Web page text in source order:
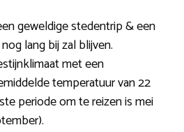
geweldige stedentrip & een
lang bij zal blijven.
met een
temperatuur van 22
periode om te reizen is mei